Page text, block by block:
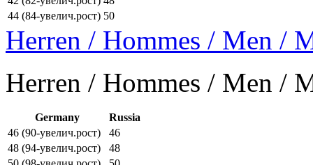
44 (84-увелич.рост) 50
Herren / Hommes / Men /
Herren / Hommes / Men /
Germany
Russia
46 (90-увелич.рост)
46
48 (94-увелич.рост)
48